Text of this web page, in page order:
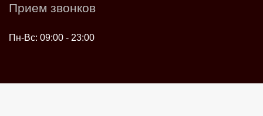
Прием звонков
Пн-Вс: 09:00 - 23:00